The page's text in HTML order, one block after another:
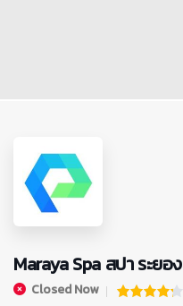
Maraya Spa สปา ระยอง
Closed Now